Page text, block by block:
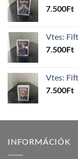
7.500Ft
Vtes:
7.500Ft
Vtes:
7.500Ft
INFORMÁCIÓK